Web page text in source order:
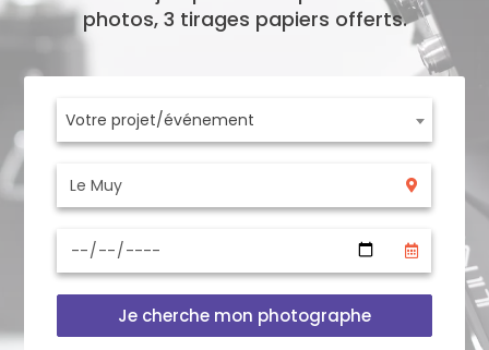
photos, 3 tirages papiers offerts.
Votre projet/événement
Je cherche mon photographe